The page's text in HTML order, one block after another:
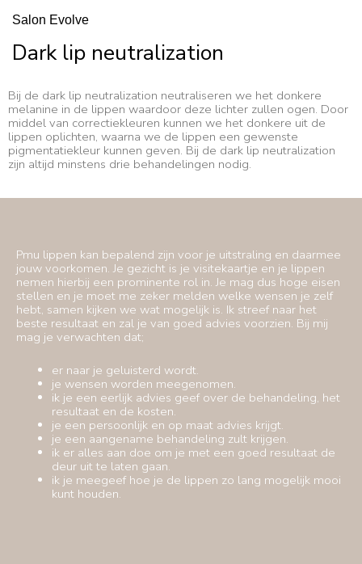
Salon Evolve
Dark lip neutralization
Bij de dark lip neutralization neutraliseren we het donkere
melanine in de lippen waardoor deze lichter zullen ogen. Door
middel van correctiekleuren kunnen we het donkere uit de
lippen oplichten, waarna we de lippen een gewenste
pigmentatiekleur kunnen geven. Bij de dark lip neutralization
zijn altijd minstens drie behandelingen nodig.
Pmu lippen kan bepalend zijn voor je uitstraling en daarmee
jouw voorkomen. Je gezicht is je visitekaartje en je lippen
nemen hierbij een prominente rol in. Je mag dus hoge eisen
stellen en je moet me zeker melden welke wensen je zelf
hebt, samen kijken we wat mogelijk is. Ik streef naar het
beste resultaat en zal je van goed advies voorzien. Bij mij
mag je verwachten dat;
er naar je geluisterd wordt.
je wensen worden meegenomen.
ik je een eerlijk advies geef over de behandeling, het
resultaat en de kosten.
je een persoonlijk en op maat advies krijgt.
je een aangename behandeling zult krijgen.
ik er alles aan doe om je met een goed resultaat de
deur uit te laten gaan.
ik je meegeef hoe je de lippen zo lang mogelijk mooi
kunt houden.